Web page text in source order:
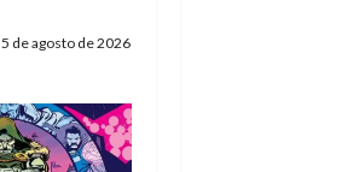
5 de agosto de 2026